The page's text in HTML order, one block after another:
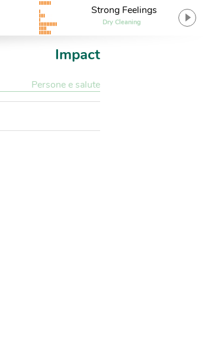
Strong Feelings
Dry Cleaning
Impact
Persone e salute